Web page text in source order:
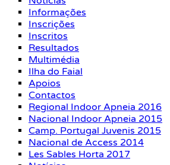
Informações
Inscrições
Inscritos
Resultados
Multimédia
Ilha do Faial
Apoios
Contactos
Regional Indoor Apneia 2016
Nacional Indoor Apneia 2015
Camp. Portugal Juvenis 2015
Nacional de Access 2014
Les Sables Horta 2017